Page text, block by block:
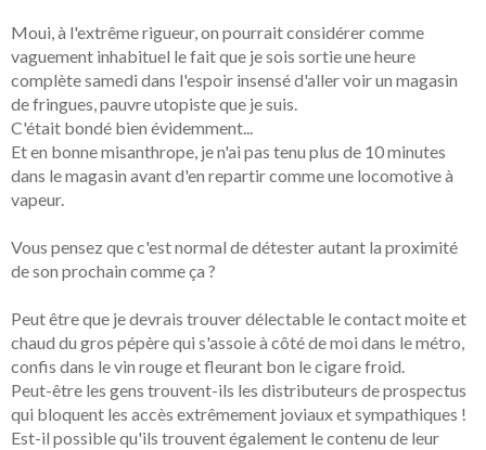
Moui, à l'extrême rigueur, on pourrait considérer comme
vaguement inhabituel le fait que je sois sortie une heure
complète samedi dans l'espoir insensé d'aller voir un magasin
de fringues, pauvre utopiste que je suis.
C'était bondé bien évidemment...
Et en bonne misanthrope, je n'ai pas tenu plus de 10 minutes
dans le magasin avant d'en repartir comme une locomotive à
vapeur.
Vous pensez que c'est normal de détester autant la proximité
de son prochain comme ça ?
Peut être que je devrais trouver délectable le contact moite et
chaud du gros pépère qui s'assoie à côté de moi dans le métro,
confis dans le vin rouge et fleurant bon le cigare froid.
Peut-être les gens trouvent-ils les distributeurs de prospectus
qui bloquent les accès extrêmement joviaux et sympathiques !
Est-il possible qu'ils trouvent également le contenu de leur